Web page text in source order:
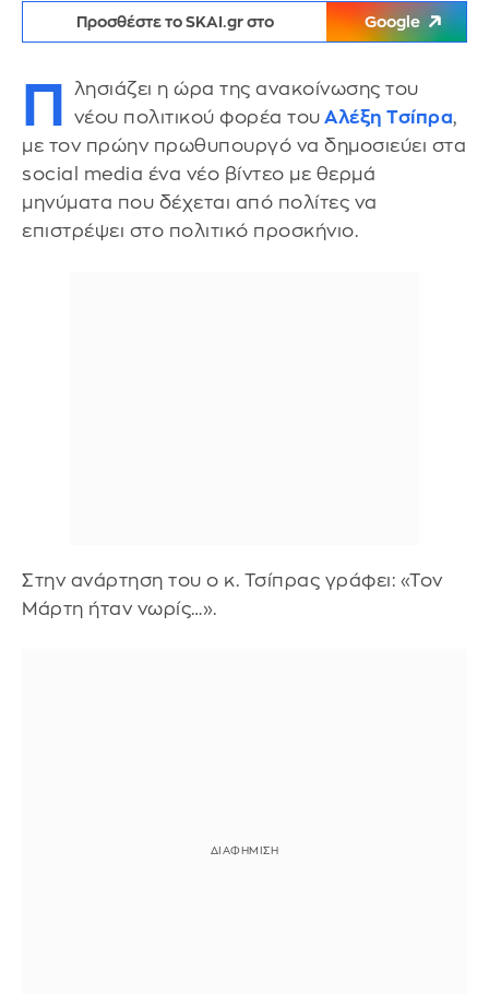
Προσθέστε το SKAI.gr στο Google
Π
λησιάζει η ώρα της ανακοίνωσης του
νέου πολιτικού φορέα του Αλέξη Τσίπρα,
με τον πρώην πρωθυπουργό να δημοσιεύει στα
social media ένα νέο βίντεο με θερμά
μηνύματα που δέχεται από πολίτες να
επιστρέψει στο πολιτικό προσκήνιο.
Στην ανάρτηση του ο κ. Τσίπρας γράφει: «Τον
Μάρτη ήταν νωρίς…».